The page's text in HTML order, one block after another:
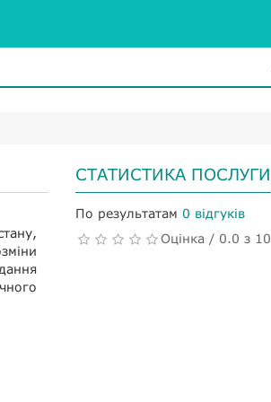
СТАТИСТИКА ПОСЛУГИ
По результатам 0 відгуків
Оцінка / 0.0 з 10